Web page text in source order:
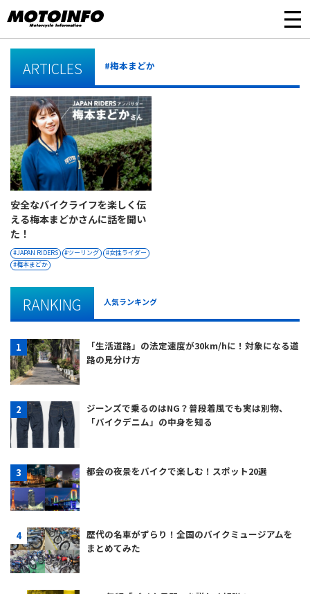
ARTICLES #梅本まどか
安全なバイクライフを楽しく伝
える梅本まどかさんに話を聞い
た！
JAPAN RIDERS ツーリング
女性ライダー
梅本まどか
RANKING 人気ランキング
「生活道路」の法定速度が30km/hに！対象になる道
路の見分け方
ジーンズで乗るのはNG？普段着風でも実は別物、
「バイクデニム」の中身を知る
都会の夜景をバイクで楽しむ！スポット20選
歴代の名車がずらり！全国のバイクミュージアムを
まとめてみた